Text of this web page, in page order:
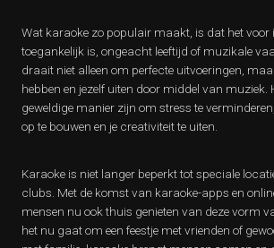
Wat karaoke zo populair maakt, is dat het voor
toegankelijk is, ongeacht leeftijd of muzikale
draait niet alleen om perfecte uitvoeringen,
hebben en jezelf uiten door middel van muziek.
geweldige manier zijn om stress te
op te bouwen en je creativiteit te uiten.
Karaoke is niet langer beperkt tot speciale
clubs. Met de komst van karaoke-apps en
mensen nu ook thuis genieten van deze vorm
het nu gaat om een feestje met vrienden of